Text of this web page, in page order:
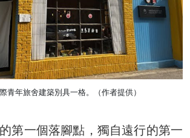
青年旅舍建築別具一格。（作者提供）
第一個落腳點，獨自遠行的第一